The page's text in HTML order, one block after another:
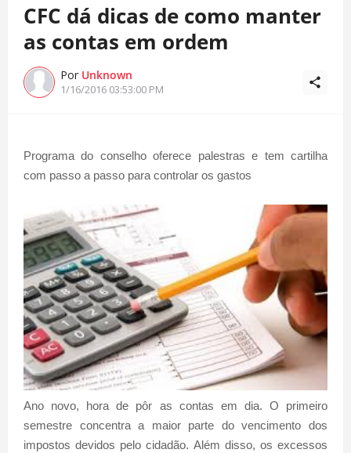
CFC dá dicas de como manter
as contas em ordem
Por Unknown
1/16/2016 03:53:00 PM
Programa do conselho oferece palestras e tem cartilha
com passo a passo para controlar os gastos
Ano novo, hora de pôr as contas em dia. O primeiro
semestre concentra a maior parte do vencimento dos
impostos devidos pelo cidadão. Além disso, os excessos